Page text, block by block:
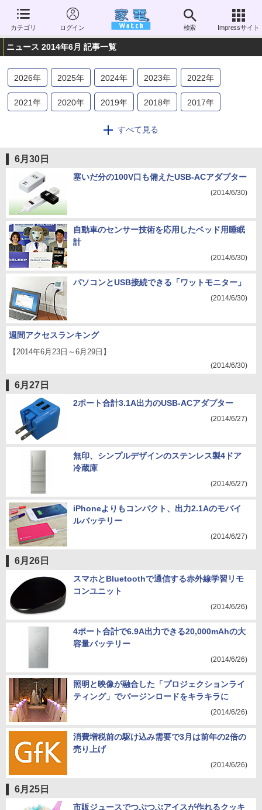
カテゴリ ログイン 検索 Impressサイト
ニュース 2014年6月 記事一覧
2026年 2025年 2024年 2023年 2022年
2021年 2020年 2019年 2018年 2017年
2014年 2013
2006年
すべて見る
6月30日
塞いだ分の100V口も備えたUSB-ACアダプター
(2014/6/30)
自動車のセンサー技術を応用したベッド用睡眠
計
(2014/6/30)
パソコンとUSB接続できる「ワットモニター」
(2014/6/30)
週間アクセスランキング
【2014年6月23日～6月29日】
(2014/6/30)
6月27日
2ポート合計3.1A出力のUSB-ACアダプター
(2014/6/27)
無印、シンプルデザインのステンレス製4ドア
冷蔵庫
(2014/6/27)
iPhoneよりもコンパクト、出力2.1Aのモバイ
ルバッテリー
(2014/6/27)
6月26日
スマホとBluetoothで通信する赤外線学習リモ
コンユニット
(2014/6/26)
4ポート合計で6.9A出力できる20,000mAhの大
容量バッテリー
(2014/6/26)
照明と映像が融合した「プロジェクションライ
ティング」でバージンロードをキラキラに
(2014/6/26)
消費増税前の駆け込み需要で3月は前年の2倍の
売り上げ
(2014/6/26)
6月25日
市販ジュースでつぶつぶアイスが作れるクッキ